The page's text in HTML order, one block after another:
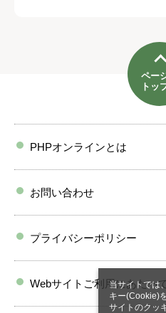
当サイトでは
キー(Cookie)
サイトのクッ
ペー
トッ
PHPオンラインとは
お問い合わせ
プライバシーポリシー
Webサイトご利用にあたっ